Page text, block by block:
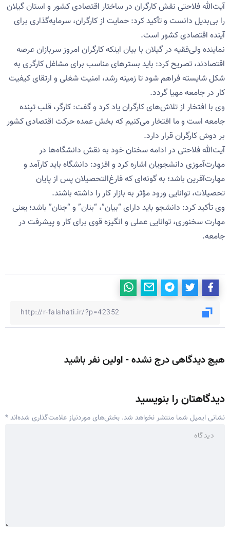
آیت‌الله فلاحتی نقش کارگران در ساختار اقتصادی کشور و استان گیلان
را بی‌بدیل دانست و تأکید کرد: حمایت از کارگران، سرمایه‌گذاری برای
آینده اقتصادی کشور است.
نماینده ولی‌فقیه در گیلان با بیان اینکه کارگران امروز سربازان عرصه
اقتصادند، تصریح کرد: باید بسترهای مناسب برای مشاغل کارگری به
شکل شایسته فراهم شود تا زمینه رشد، امنیت شغلی و ارتقای کیفیت
کار در جامعه مهیا گردد.
وی با افتخار از تلاش‌های کارگران یاد کرد و گفت: کارگر، قلب تپنده
جامعه است و ما افتخار می‌کنیم که بخش عمده حرکت اقتصادی کشور
بر دوش کارگران قرار دارد.
آیت‌الله فلاحتی در ادامه سخنان خود به نقش دانشگاه‌ها در
مهارت‌آموزی دانشجویان اشاره کرد و افزود: دانشگاه باید کارآمد و
مهارت‌آفرین باشد؛ به گونه‌ای که فارغ‌التحصیلان پس از پایان
تحصیلات، توانایی ورود مؤثر به بازار کار را داشته باشند.
وی تأکید کرد: دانشجو باید دارای “بیان”، “بنان” و “جنان” باشد؛ یعنی
مهارت سخنوری، توانایی عملی و انگیزه قوی برای کار و پیشرفت در
جامعه.
هیچ دیدگاهی درج نشده - اولین نفر باشید
دیدگاهتان را بنویسید
نشانی ایمیل شما منتشر نخواهد شد. بخش‌های موردنیاز علامت‌گذاری شده‌اند*